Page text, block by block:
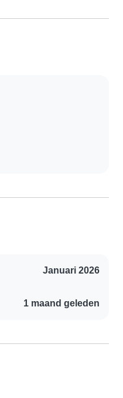
Januari 2026
1 maand geleden